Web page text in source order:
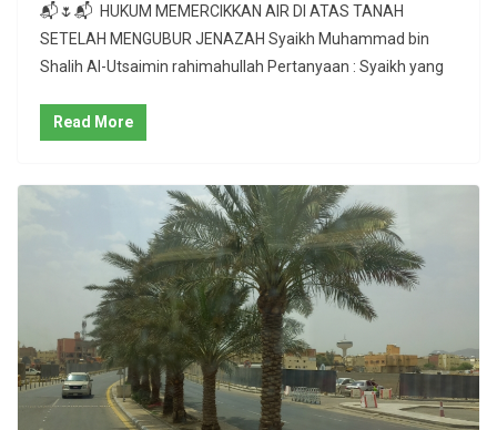
📬🌷📬 HUKUM MEMERCIKKAN AIR DI ATAS TANAH
SETELAH MENGUBUR JENAZAH Syaikh Muhammad bin
Shalih Al-Utsaimin rahimahullah Pertanyaan : Syaikh yang
Read More